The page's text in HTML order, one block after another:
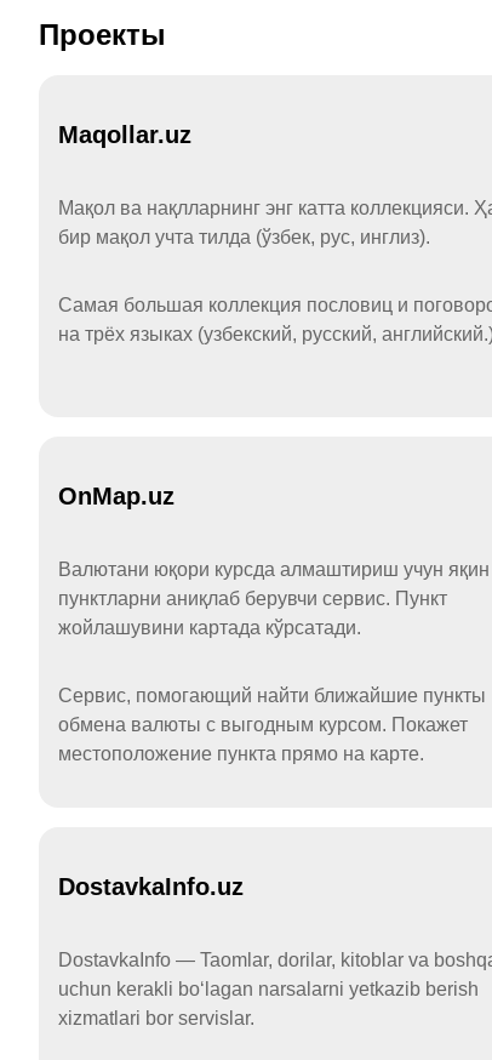
Проекты
Maqollar.uz
Мақол ва нақлларнинг энг катта коллекцияси.
бир мақол учта тилда (ўзбек, рус, инглиз).
Самая большая коллекция пословиц и
на трёх языках (узбекский, русский,
OnMap.uz
Валютани юқори курсда алмаштириш учун яқин
пунктларни аниқлаб берувчи сервис. Пункт
жойлашувини картада кўрсатади.
Сервис, помогающий найти ближайшие пункты
обмена валюты с выгодным курсом. Покажет
местоположение пункта прямо на карте.
DostavkaInfo.uz
DostavkaInfo — Taomlar, dorilar, kitoblar va
uchun kerakli boʻlagan narsalarni yetkazib berish
xizmatlari bor servislar.